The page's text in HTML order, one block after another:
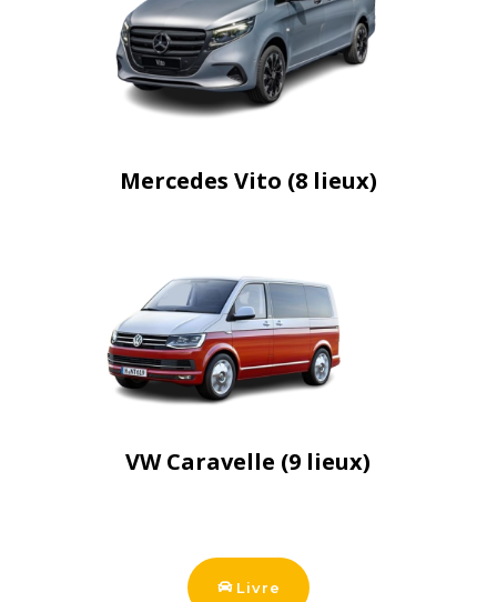
Mercedes Vito (8 lieux)
VW Caravelle (9 lieux)
Livre